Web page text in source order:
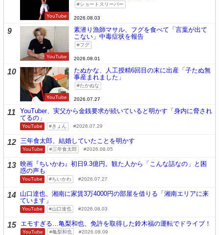
YouTube
ショートスリーパー
2026.08.03
9
YouTube
素潜り漁師マサル、フグを食べて「言葉が出て
こない」中毒症状を報告
フグ
2026.08.01
10
YouTube
たぬかな、人工授精6回目の末に出産「子たぬ無
事産まれました」
たかぬな
2026.07.27
11
YouTuber、実父から金銭要求が続いていると明かす「身内に脅され
てるの」
YouTube きょん 2026.07.29
12 三年食太郎、結婚していたことを明かす
YouTube 三年食太郎 2026.08.05
13 映画『ちいかわ』初日9.3億円。観た人から「こんな話なの」と困
惑の声も
YouTube ちいかわ 2026.07.27
14 山口達也、湘南に家賃3万4000円の部屋を借りる「湘南エリアに来
ています」
YouTube 山口達也 2026.08.03
15 エモすぎる…亀梨和也、免許を取得した鈴木福の運転でドライブ！
YouTube 亀梨和也 2026.08.09